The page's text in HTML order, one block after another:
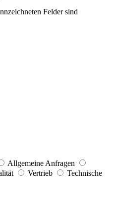
Felder sind
Allgemeine Anfragen
Vertrieb
Technische